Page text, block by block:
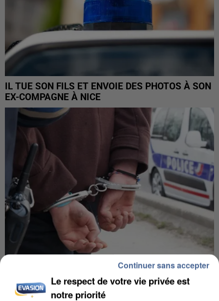
IL TUE SON FILS ET ENVOIE DES PHOTOS À SON
EX-COMPAGNE À NICE
L’UN DES FONDATEURS SUPPOSÉS DE LA DZ
MAFIA INTERPELLÉ EN ALGÉRIE
Le respect de votre vie privée est
notre priorité
Continuer sans accepter